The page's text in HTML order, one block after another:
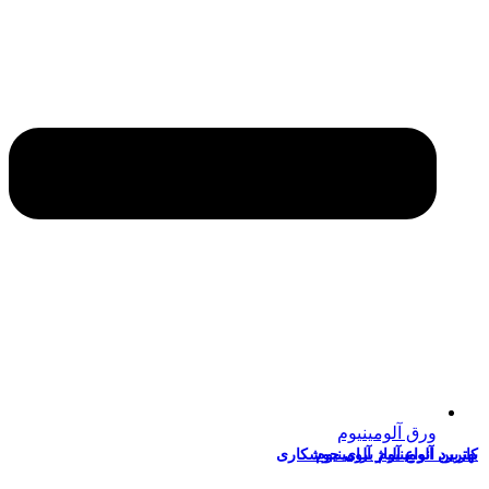
آلومینیوم برای جوشکاری
انواع آلیاژ آلومینیوم
ورق آلومینیوم